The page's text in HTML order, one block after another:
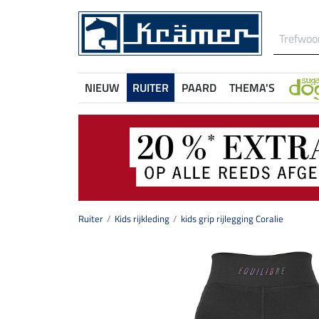
NIEUW RUITER PAARD THEMA'S
Ruiter Kids rijkleding kids grip rijlegging Coralie